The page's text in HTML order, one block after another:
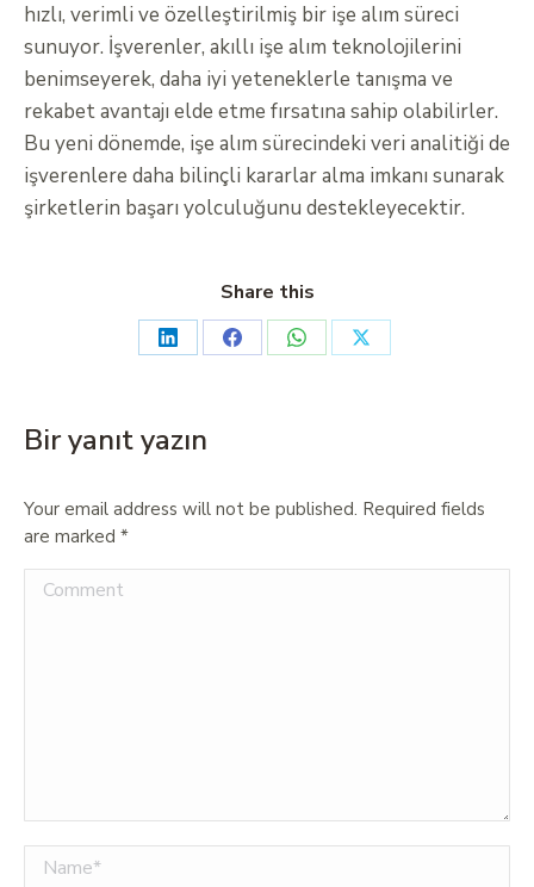
hızlı, verimli ve özelleştirilmiş bir işe alım süreci
sunuyor. İşverenler, akıllı işe alım teknolojilerini
benimseyerek, daha iyi yeteneklerle tanışma ve
rekabet avantajı elde etme fırsatına sahip olabilirler.
Bu yeni dönemde, işe alım sürecindeki veri analitiği de
işverenlere daha bilinçli kararlar alma imkanı sunarak
şirketlerin başarı yolculuğunu destekleyecektir.
Share this
Bir yanıt yazın
Your email address will not be published. Required fields
are marked *
Comment
Name *